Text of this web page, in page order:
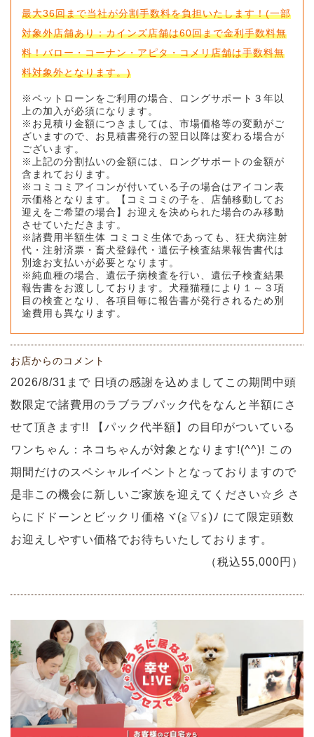
最大36回まで当社が分割手数料を負担いたします！(一部
対象外店舗あり：カインズ店舗は60回まで金利手数料無
料！バロー・コーナン・アピタ・コメリ店舗は手数料無
料対象外となります。)
※ペットローンをご利用の場合、ロングサポート３年以
上の加入が必須になります。
※お見積り金額につきましては、市場価格等の変動がご
ざいますので、お見積書発行の翌日以降は変わる場合が
ございます。
※上記の分割払いの金額には、ロングサポートの金額が
含まれております。
※コミコミアイコンが付いている子の場合はアイコン表
示価格となります。【コミコミの子を、店舗移動してお
迎えをご希望の場合】お迎えを決められた場合のみ移動
させていただきます。
※諸費用半額生体 コミコミ生体であっても、狂犬病注射
代・注射済票・畜犬登録代・遺伝子検査結果報告書代は
別途お支払いが必要となります。
※純血種の場合、遺伝子病検査を行い、遺伝子検査結果
報告書をお渡ししております。犬種猫種により１～３項
目の検査となり、各項目毎に報告書が発行されるため別
途費用も異なります。
お店からのコメント
2026/8/31まで 日頃の感謝を込めましてこの期間中頭
数限定で諸費用のラブラブパック代をなんと半額にさ
せて頂きます!! 【パック代半額】の目印がついている
ワンちゃん：ネコちゃんが対象となります!(^^)! この
期間だけのスペシャルイベントとなっておりますので
是非この機会に新しいご家族を迎えてください☆彡 さ
らにドドーンとビックリ価格ヾ(≧▽≦)ﾉ にて限定頭数
お迎えしやすい価格でお待ちいたしております。
（税込55,000円）